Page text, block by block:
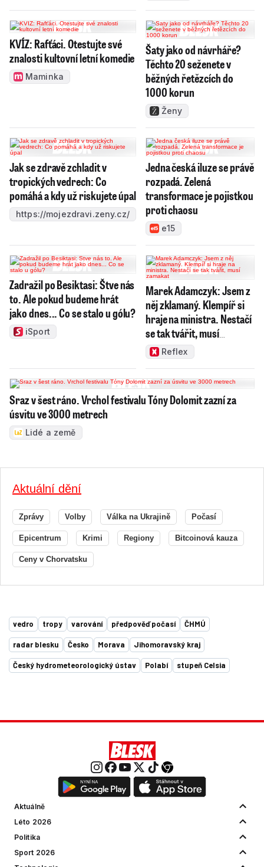
KVÍZ: Rafťáci. Otestujte své
znalosti kultovní letní komedie
Maminka
Šaty jako od návrháře?
Těchto 20 seženete v
běžných řetězcích do
1000 korun
Ženy
Jak se zdravě zchladit v
tropických vedrech: Co
pomáhá a kdy už riskujete úpal
https://mojezdravi.zeny.cz/
Jedna česká iluze se právě
rozpadá. Zelená
transformace je pojistkou
proti chaosu
e15
Zadražil po Besiktasi: Štve nás
to. Ale pokud budeme hrát
jako dnes... Co se stalo u gólu?
iSport
Marek Adamczyk: Jsem z
něj zklamaný. Klempíř si
hraje na ministra. Nestačí
se tak tvářit, musí
zamakat
Reflex
Sraz v šest ráno. Vrchol festivalu Tóny Dolomit zazní za
úsvitu ve 3000 metrech
Lidé a země
Aktuální dění
Zprávy Volby Válka na Ukrajině Počasí
Epicentrum Krimi Regiony Bitcoinová kauza
Ceny v Chorvatsku
vedro tropy varování předpověď počasí ČHMÚ
radar blesku Česko Morava Jihomoravský kraj
Český hydrometeorologický ústav Polabí stupeň Celsia
Aktuálně
Léto 2026
Politika
Sport 2026